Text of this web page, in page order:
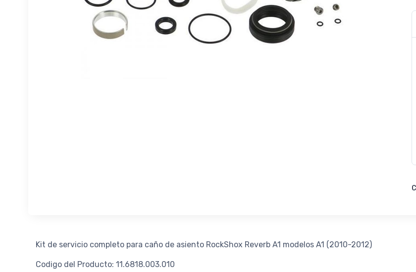
Kit de servicio completo para caño de asiento RockShox Reverb A1 modelos A1 (2010-2012)
Codigo del Producto: 11.6818.003.010